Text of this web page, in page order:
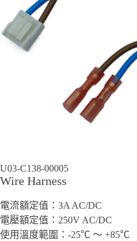
U03-C138-00005
Wire Harness
電流額定值：3A AC/DC
電壓額定值：250V AC/DC
使用溫度範圍：-25℃ ～ +85℃